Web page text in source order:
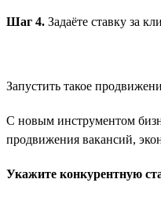
Шаг 4. Задаёте ставку за
Запустить такое
С новым инструментом
продвижения вакансий,
Укажите конкурентную